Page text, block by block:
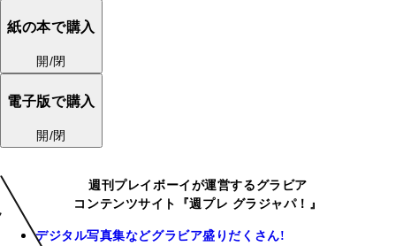
紙の本で購入
開/閉
電子版で購入
開/閉
週刊プレイボーイが運営するグラビア
コンテンツサイト『週プレ グラジャパ！』
デジタル写真集などグラビア盛りだくさん!